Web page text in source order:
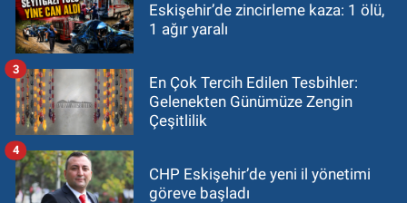
Eskişehir’de zincirleme kaza: 1 ölü,
1 ağır yaralı
En Çok Tercih Edilen Tesbihler:
Gelenekten Günümüze Zengin
Çeşitlilik
3
CHP Eskişehir’de yeni il yönetimi
göreve başladı
4